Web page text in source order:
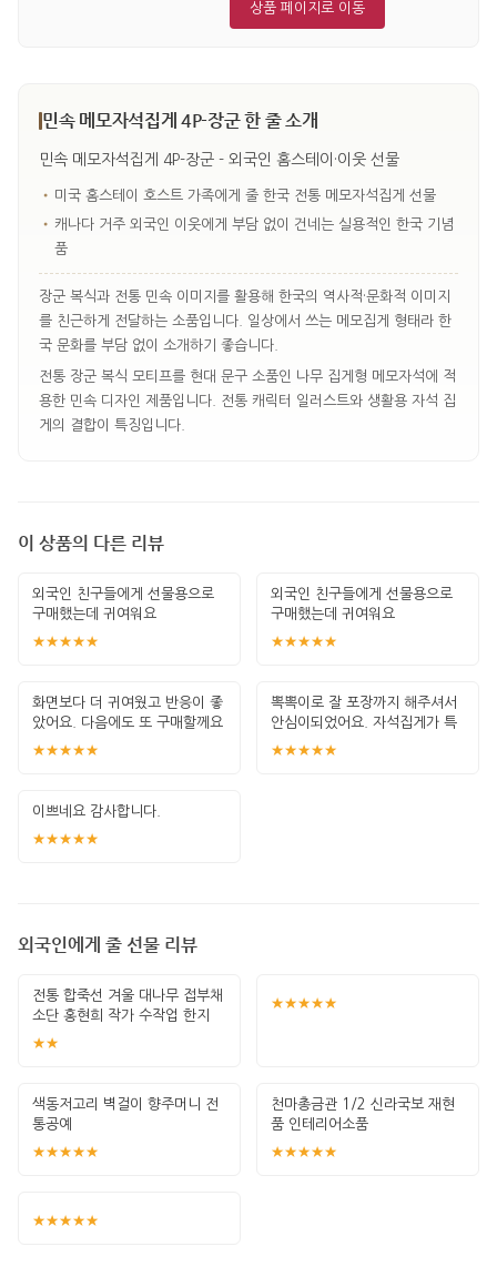
상품 페이지로 이동
민속 메모자석집게 4P-장군 한 줄 소개
민속 메모자석집게 4P-장군 - 외국인 홈스테이·이웃 선물
• 미국 홈스테이 호스트 가족에게 줄 한국 전통 메모자석집게 선물
• 캐나다 거주 외국인 이웃에게 부담 없이 건네는 실용적인 한국 기념
품
장군 복식과 전통 민속 이미지를 활용해 한국의 역사적·문화적 이미지
를 친근하게 전달하는 소품입니다. 일상에서 쓰는 메모집게 형태라 한
국 문화를 부담 없이 소개하기 좋습니다.
전통 장군 복식 모티프를 현대 문구 소품인 나무 집게형 메모자석에 적
용한 민속 디자인 제품입니다. 전통 캐릭터 일러스트와 생활용 자석 집
게의 결합이 특징입니다.
이 상품의 다른 리뷰
외국인 친구들에게 선물용으로
구매했는데 귀여워요
★★★★★
외국인 친구들에게 선물용으로
구매했는데 귀여워요
★★★★★
화면보다 더 귀여웠고 반응이 좋
았어요. 다음에도 또 구매할께요
★★★★★
뽁뽁이로 잘 포장까지 해주셔서
안심이되었어요. 자석집게가 특
히 귀여워서
★★★★★
이쁘네요 감사합니다.
★★★★★
외국인에게 줄 선물 리뷰
전통 합죽선 겨울 대나무 접부채
소단 홍현희 작가 수작업 한지
그림 고급
★★
★★★★★
색동저고리 벽걸이 향주머니 전
통공예
★★★★★
천마총금관 1/2 신라국보 재현
품 인테리어소품
★★★★★
★★★★★